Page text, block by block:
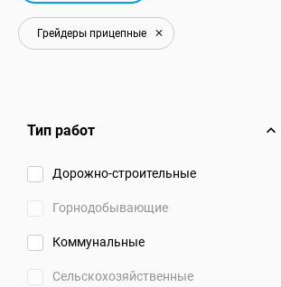
Грейдеры прицепные
Тип работ
Дорожно-строительные
Горнодобывающие
Коммунальные
Сельскохозяйственные